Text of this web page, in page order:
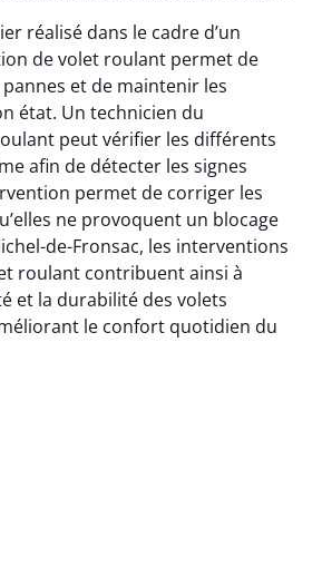
réalisé dans le cadre d’un
de volet roulant permet de
et de maintenir les
état. Un technicien du
peut vérifier les différents
afin de détecter les signes
permet de corriger les
ne provoquent un blocage
de-Fronsac, les interventions
roulant contribuent ainsi à
et la durabilité des volets
le confort quotidien du